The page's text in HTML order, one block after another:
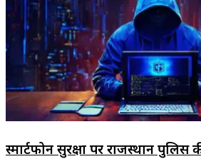
स्मार्टफोन सुरक्षा पर राजस्थान पुलिस